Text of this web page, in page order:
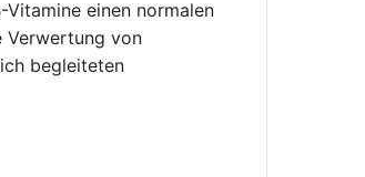
einen normalen
Verwertung von
begleiteten